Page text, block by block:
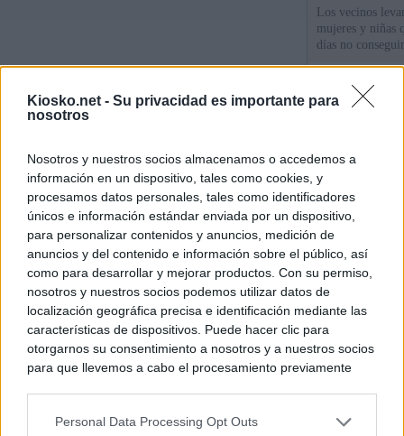
Kiosko.net - Su privacidad es importante para
nosotros
Nosotros y nuestros socios almacenamos o accedemos a
información en un dispositivo, tales como cookies, y
procesamos datos personales, tales como identificadores
únicos e información estándar enviada por un dispositivo,
para personalizar contenidos y anuncios, medición de
anuncios y del contenido e información sobre el público, así
como para desarrollar y mejorar productos. Con su permiso,
nosotros y nuestros socios podemos utilizar datos de
localización geográfica precisa e identificación mediante las
características de dispositivos. Puede hacer clic para
otorgarnos su consentimiento a nosotros y a nuestros socios
para que llevemos a cabo el procesamiento previamente
negar su consentimiento. Tenga en cuenta que algún
Personal Data Processing Opt Outs
Los vecinos
mujeres y niñas
días no
Meloni
mientras llama
España tiene
principales, un
© Kiosko.net Aviso Legal Privacidad y Cookies